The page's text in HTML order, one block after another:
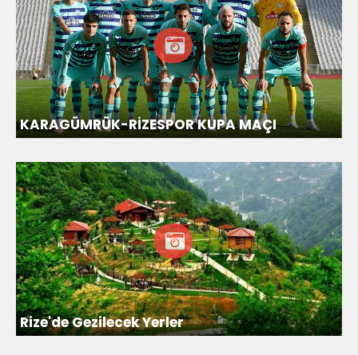
KARAGÜMRÜK-RİZESPOR KUPA MAÇI
Rize'de Gezilecek Yerler